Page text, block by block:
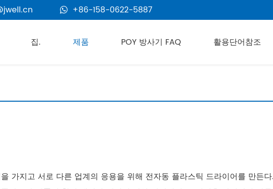
+86-158-0622-5887
집. 제품 POY 방사기 FAQ 활용단어참조
가지고 서로 다른 업계의 응용을 위해 전자동 플라스틱 드라이어를 만든